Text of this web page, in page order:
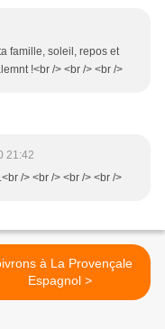
famille, soleil, repos et
!<br /> <br /> <br />
21:42
/> <br /> <br /> <br />
à La Provençale
Espagnol >